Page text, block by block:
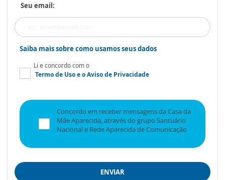
Seu email:
Saiba mais sobre como usamos seus dados
Li e concordo com o
Termo de Usoe oAviso de Privacidade
Concordo em receber mensagens da Casa da
Mãe Aparecida, através do grupo Santuário
Nacional e Rede Aparecida de Comunicação
ENVIAR